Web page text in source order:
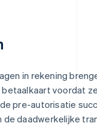
in rekening
voordat
pre-autorisatie
de daadwerkelijke